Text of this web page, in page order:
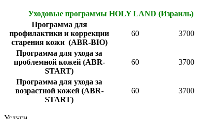
Уходовые программы HOLY LAND (Израиль)
Программа для
профилактики и коррекции
старения кожи (ABR-BIO)
60 3700
Программа для ухода за
проблемной кожей (ABR-
START)
60 3700
Программа для ухода за
возрастной кожей (ABR-
START)
60 3700